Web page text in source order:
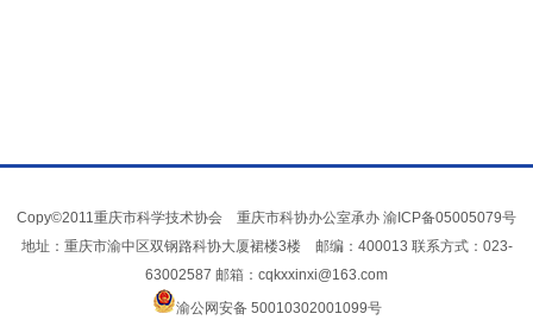
Copy©2011重庆市科学技术协会 重庆市科协办公室承办 渝ICP备05005079号
地址：重庆市渝中区双钢路科协大厦裙楼3楼 邮编：400013 联系方式：023-
63002587 邮箱：cqkxxinxi@163.com
渝公网安备 50010302001099号